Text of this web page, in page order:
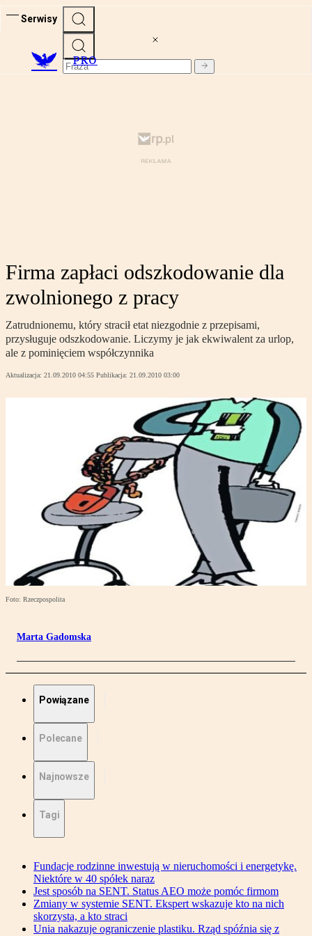
Serwisy
PRO
Firma zapłaci odszkodowanie dla
zwolnionego z pracy
Zatrudnionemu, który stracił etat niezgodnie z przepisami,
przysługuje odszkodowanie. Liczymy je jak ekwiwalent za urlop,
ale z pominięciem współczynnika
Aktualizacja: 21.09.2010 04:55 Publikacja: 21.09.2010 03:00
Foto: Rzeczpospolita
Marta Gadomska
Powiązane
Polecane
Najnowsze
Tagi
Fundacje rodzinne inwestują w nieruchomości i energetykę.
Niektóre w 40 spółek naraz
Jest sposób na SENT. Status AEO może pomóc firmom
Zmiany w systemie SENT. Ekspert wskazuje kto na nich
skorzysta, a kto straci
Unia nakazuje ograniczenie plastiku. Rząd spóźnia się z